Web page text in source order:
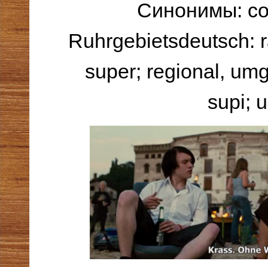
Синонимы:
Ruhrgebietsdeutsch:
super; regional,
supi;